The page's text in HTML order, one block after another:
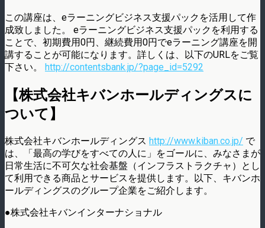
この講座は、eラーニングビジネス支援パックを活用して作
成致しました。 eラーニングビジネス支援パックを利用する
ことで、初期費用0円、継続費用0円でeラーニング講座を開
講することが可能になります。詳しくは、以下のURLをご覧
下さい。
http://contentsbank.jp/?page_id=5292
【株式会社キバンホールディングスに
ついて】
株式会社キバンホールディングス http://www.kiban.co.jp/ で
は、「最高の学びをすべての人に」をゴールに、みなさまが
日常生活に不可欠な社会基盤（インフラストラクチャ）とし
て利用できる商品とサービスを提供します。以下、キバンホ
ールディングスのグループ企業をご紹介します。
●株式会社キバンインターナショナル